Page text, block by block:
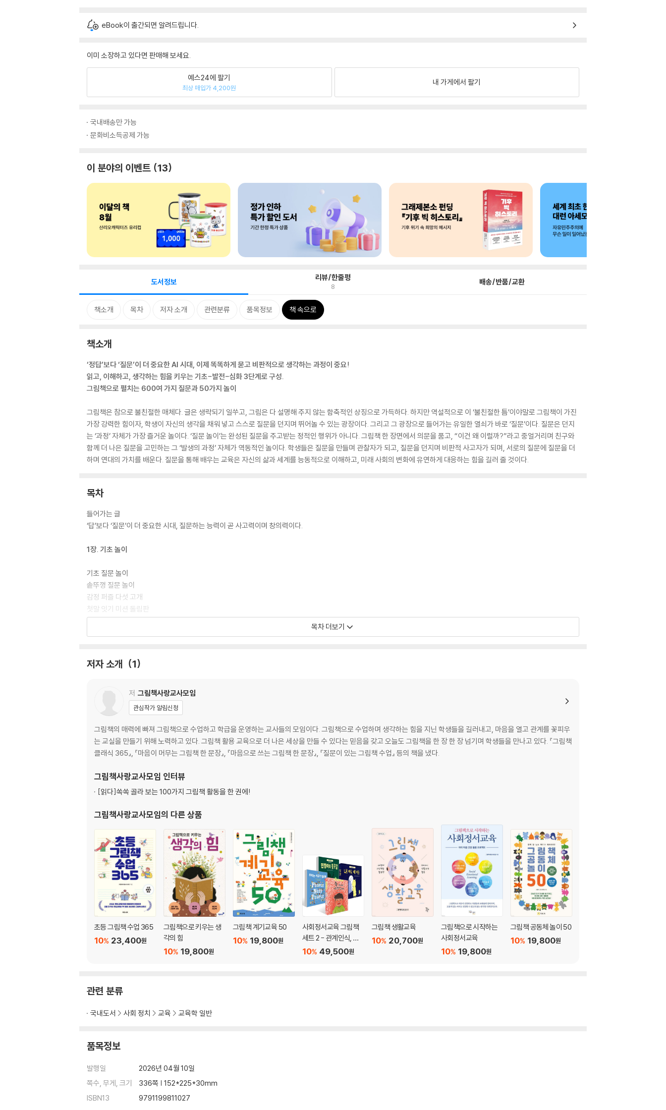
eBook이 출간되면 알려드립니다.
이미 소장하고 있다면 판매해 보세요.
예스24에 팔기
최상 매입가 4,200원
내 가게에서 팔기
국내배송만 가능
문화비소득공제 가능
이 분야의 이벤트 13
도서정보 리뷰/한줄평
8 배송/반품/교환
책소개 목차 저자 소개 관련분류 품목정보 책 속으로
책소개
‘정답’보다 ‘질문’이 더 중요한 AI 시대, 이제 똑똑하게 묻고 비판적으로 생각하는 과정이 중요!
읽고, 이해하고, 생각하는 힘을 키우는 기초-발전-심화 3단계로 구성.
그림책으로 펼치는 600여 가지 질문과 50가지 놀이
그림책은 참으로 불친절한 매체다. 글은 생략되기 일쑤고, 그림은 다 설명해 주지 않는 함축적인 상징으로 가득하다. 하지만 역설적으로 이 ‘불친절한 틈’이야말로 그림책이 가진
가장 강력한 힘이자, 학생이 자신의 생각을 채워 넣고 스스로 질문을 던지며 뛰어놀 수 있는 광장이다. 그리고 그 광장으로 들어가는 유일한 열쇠가 바로 ‘질문’이다. 질문은 던지
는 ‘과정’ 자체가 가장 즐거운 놀이다. ‘질문 놀이’는 완성된 질문을 주고받는 정적인 행위가 아니다. 그림책 한 장면에서 의문을 품고, “이건 왜 이럴까?”라고 중얼거리며 친구와
함께 더 나은 질문을 고민하는 그 ‘발생의 과정’ 자체가 역동적인 놀이다. 학생들은 질문을 만들며 관찰자가 되고, 질문을 던지며 비판적 사고자가 되며, 서로의 질문에 질문을 더
하며 연대의 가치를 배운다. 질문을 통해 배우는 교육은 자신의 삶과 세계를 능동적으로 이해하고, 미래 사회의 변화에 유연하게 대응하는 힘을 길러 줄 것이다.
목차
들어가는 글
‘답’보다 ‘질문’이 더 중요한 시대, 질문하는 능력이 곧 사고력이며 창의력이다.
1장. 기초 놀이
기초 질문 놀이
솥뚜껑 질문 놀이
감정 퍼즐 다섯 고개
첫말 잇기 미션 돌림판
질문 탐험가
질문 지존 피라미드
지우기 질문 놀이
참참참 질문 모으기 놀이
사방치기 질문 놀이
2장. 발전 놀이
질문 빙고 놀이
질문 딩고 놀이
핫시팅 인터뷰 놀이
질문 공놀이
질문 카드 놀이
난이도별 질문 놀이
기초 질문 주사위 달리기
질문 젠가 놀이
줄줄이 질문 말하기 놀이
네모 세모 동그라미 질문 놀이
GO? STOP! 질문 놀이
31 점수판 질문 놀이
그림 릴레이 질문 놀이
Blooket 활용 질문 게임
3장. 심화 놀이
거미줄 질문 놀이
밸런스 게임 질문 놀이
굴려라! 질문·미션 주사위 놀이
질문으로 완성하는 퍼즐
목차 더보기
저자 소개 1
저 그림책사랑교사모임
관심작가 알림신청
그림책의 매력에 빠져 그림책으로 수업하고 학급을 운영하는 교사들의 모임이다. 그림책으로 수업하며 생각하는 힘을 지닌 학생들을 길러내고, 마음을 열고 관계를 꽃피우
는 교실을 만들기 위해 노력하고 있다. 그림책 활용 교육으로 더 나은 세상을 만들 수 있다는 믿음을 갖고 오늘도 그림책을 한 장 한 장 넘기며 학생들을 만나고 있다. 『그림책
클래식 365』, 『마음이 머무는 그림책 한 문장』, 『마음으로 쓰는 그림책 한 문장』, 『질문이 있는 그림책 수업』 등의 책을 냈다.
그림책사랑교사모임 인터뷰
[읽다]쏙쏙 골라 보는 100가지 그림책 활동을 한 권에!
그림책사랑교사모임의 다른 상품
초등 그림책 수업 365
23,400원
10%
그림책으로 키우는 생
각의 힘
19,800원
10%
그림책 계기교육 50
19,800원
10%
사회정서교육 그림책
세트 2 - 관계인식, 공
동체 49,500원
10%
그림책 생활교육
20,700원
10%
그림책으로 시작하는
사회정서교육
19,800원
10%
그림책 공동체 놀이 50
19,800원
10%
관련 분류
국내도서 사회 정치 교육 교육학 일반
품목정보
발행일
2026년 04월 10일
쪽수, 무게, 크기
336쪽 | 152*225*30mm
ISBN13
9791199811027